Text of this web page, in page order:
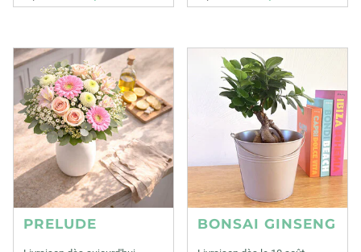
PRELUDE BONSAI GINSENG